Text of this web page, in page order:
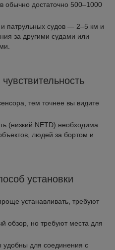
обычно достаточно 500–1000
патрульных судов — 2–5 км и
за другими судами или
тем точнее вы видите
(низкий NETD) необходима
людей за бортом и
установки
устанавливать, требуют
обзор, но требуют места для
удобны для соединения с